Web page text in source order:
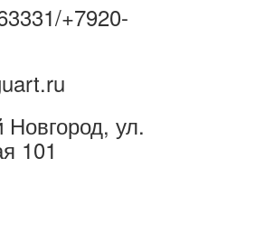
+7920-
ул.
101